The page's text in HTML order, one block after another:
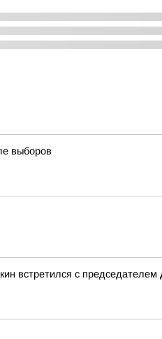
выборов
встретился с